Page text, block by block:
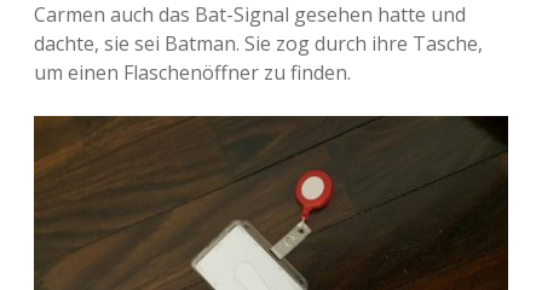
Carmen auch das Bat-Signal gesehen hatte und
dachte, sie sei Batman. Sie zog durch ihre Tasche,
um einen Flaschenöffner zu finden.